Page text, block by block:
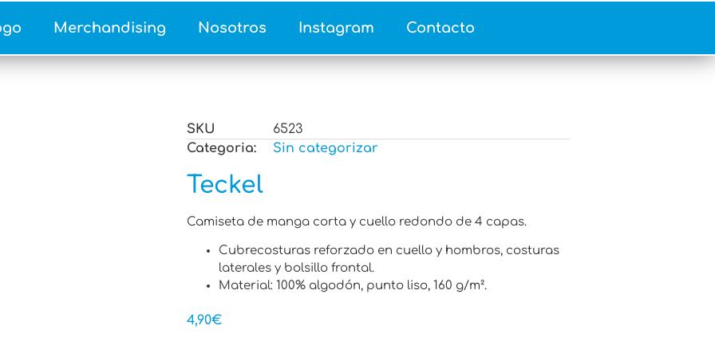
Merchandising Nosotros Instagram Contacto
SKU
6523
Categoria:
Sin categorizar
Teckel
Camiseta de manga corta y cuello redondo de 4 capas.
Cubrecosturas reforzado en cuello y hombros, costuras
laterales y bolsillo frontal.
Material: 100% algodón, punto liso, 160 g/m².
4,90€